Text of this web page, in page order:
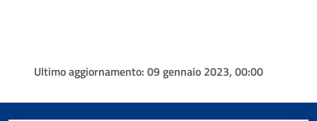
Ultimo aggiornamento: 09 gennaio 2023, 00:00